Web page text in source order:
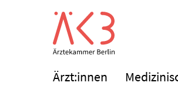
Ärzt:innen